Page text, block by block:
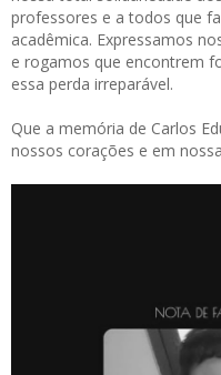
professores e a todos que
acadêmica. Expressamos
e rogamos que encontrem
essa perda irreparável.
Que a memória de Carlos
nossos corações e em